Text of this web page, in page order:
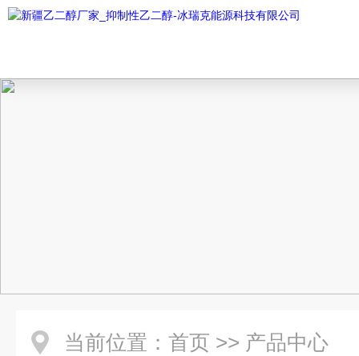
当前位置： 首页 >> 产品中心